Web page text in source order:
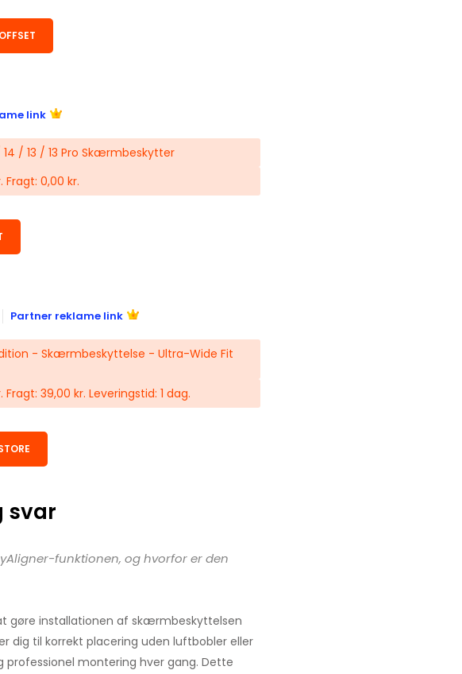
link
14 / 13 / 13 Pro Skærmbeskytter
Fragt: 0,00 kr.
Partner reklame link
- Skærmbeskyttelse - Ultra-Wide Fit
Fragt: 39,00 kr. Leveringstid: 1 dag.
svar
funktionen, og hvorfor er den
gøre installationen af skærmbeskyttelsen
dig til korrekt placering uden luftbobler eller
professionel montering hver gang. Dette